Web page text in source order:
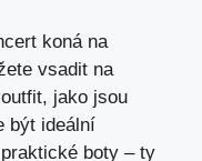
koná na
vsadit na
jako jsou
být ideální
boty – ty